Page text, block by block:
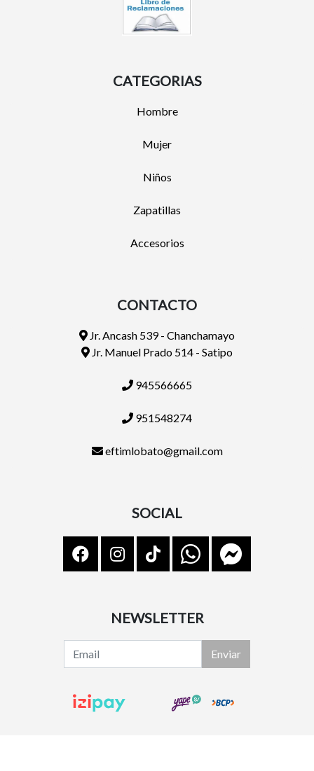
CATEGORIAS
Hombre
Mujer
Niños
Zapatillas
Accesorios
CONTACTO
Jr. Ancash 539 - Chanchamayo
Jr. Manuel Prado 514 - Satipo
945566665
951548274
eftimlobato@gmail.com
SOCIAL
NEWSLETTER
Enviar